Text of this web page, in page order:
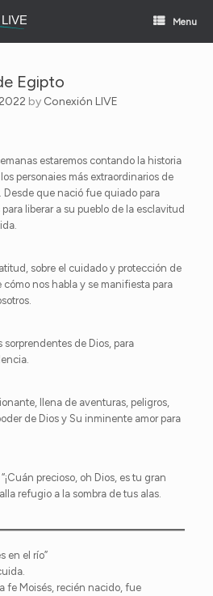
Menu
Egipto
by Conexión LIVE
estaremos contando la historia
personaies más extraordinarios de
Desde que nació fue quiado para
liberar a su pueblo de la esclavitud
sobre el cuidado y protección de
cómo nos habla y se manifiesta para
de Dios, para
llena de aventuras, peligros,
de Dios y Su inminente amor para
“¡Cuán precioso, oh Dios, es tu gran
refugio a la sombra de tus alas.
en el río”
fe Moisés, recién nacido, fue